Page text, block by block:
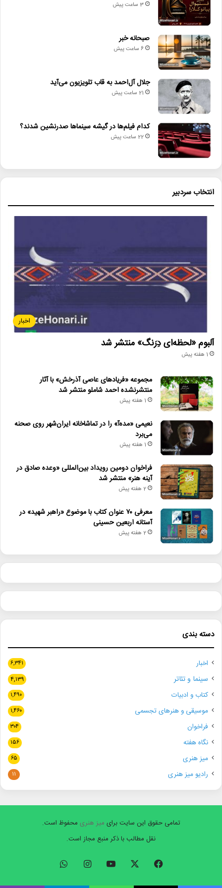
3 ساعت پیش
صبحانه خبر
6 ساعت پیش
جلال آل‌احمد به قاب تلویزیون می‌آید
21 ساعت پیش
کدام فیلم‌ها در گیشه سینماها صدرنشین شدند؟
22 ساعت پیش
انتخاب سردبیر
اخبار
آلبوم «لحظه‌ای دِرَنگ» منتشر شد
1 هفته پیش
مجموعه «فریادهای عاصی آذرخش» با آثار
منتشرنشده احمد شاملو منتشر شد
1 هفته پیش
نعیمی «مده‌آ» را در تماشاخانه ایران‌شهر روی صحنه
می‌برد
1 هفته پیش
فراخوان دومین رویداد بین‌المللی «وعده صادق در
آینه هنر» منتشر شد
2 هفته پیش
معرفی ۷۰ عنوان کتاب با موضوع «راهبر شهید» در
آستانه اربعین حسینی
2 هفته پیش
دسته بندی
اخبار ۶,۳۴۱
سینما و تئاتر ۴,۱۳۹
کتاب و ادبیات ۱,۴۹۰
موسیقی و هنرهای تجسمی ۱,۴۶۰
فراخوان ۳۰۴
نگاه هفته ۱۵۶
میز هنری ۶۵
رادیو میز هنری ۱۱
تمامی حقوق این سایت برای میز هنری محفوظ است.
نقل مطالب با ذکر منبع مجاز است.
فیسبوک ایکس یوتیوب اینستاگرام